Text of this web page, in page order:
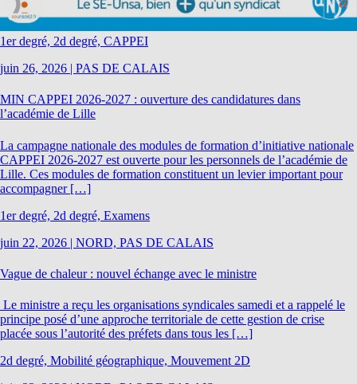
1er degré, 2d degré, CAPPEI
juin 26, 2026 | PAS DE CALAIS
MIN CAPPEI 2026-2027 : ouverture des candidatures dans
l’académie de Lille
La campagne nationale des modules de formation d’initiative nationale
CAPPEI 2026-2027 est ouverte pour les personnels de l’académie de
Lille. Ces modules de formation constituent un levier important pour
accompagner […]
1er degré, 2d degré, Examens
juin 22, 2026 | NORD, PAS DE CALAIS
Vague de chaleur : nouvel échange avec le ministre
Le ministre a reçu les organisations syndicales samedi et a rappelé le
principe posé d’une approche territoriale de cette gestion de crise
placée sous l’autorité des préfets dans tous les […]
2d degré, Mobilité géographique, Mouvement 2D